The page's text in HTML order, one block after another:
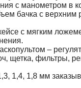
с манометром в
бачка с верхним
с мягким
–
щетка, фильтры,
1,4, 1,8 мм